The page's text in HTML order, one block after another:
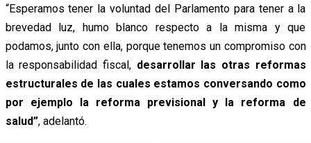
“Esperamos tener la voluntad del Parlamento para tener a la
brevedad luz, humo blanco respecto a la misma y que
podamos, junto con ella, porque tenemos un compromiso con
la responsabilidad fiscal, desarrollar las otras reformas
estructurales de las cuales estamos conversando como
por ejemplo la reforma previsional y la reforma de
salud”, adelantó.